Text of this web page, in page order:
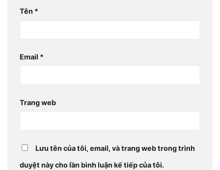
Tên *
Email *
Trang web
Lưu tên của tôi, email, và trang web trong trình
duyệt này cho lần bình luận kế tiếp của tôi.